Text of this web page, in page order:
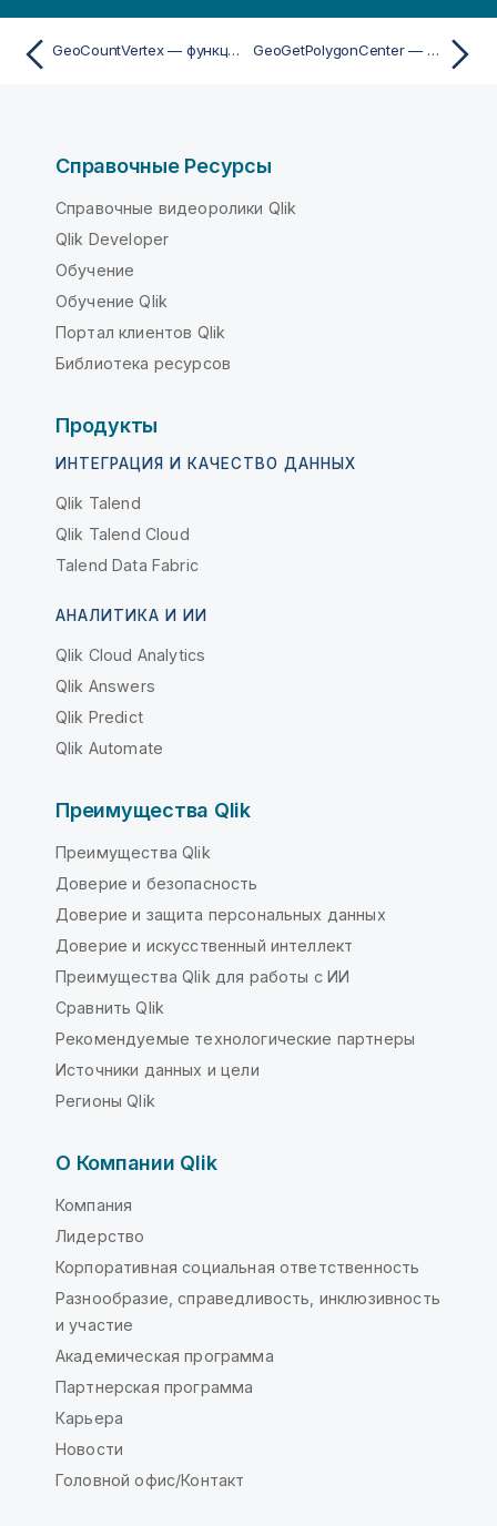
GeoCountVertex — функция скриптa и диаграммы GeoGetPolygonCenter — функция скриптa и диаграммы
Справочные Ресурсы
Справочные видеоролики Qlik
Qlik Developer
Обучение
Обучение Qlik
Портал клиентов Qlik
Библиотека ресурсов
Продукты
ИНТЕГРАЦИЯ И КАЧЕСТВО ДАННЫХ
Qlik Talend
Qlik Talend Cloud
Talend Data Fabric
АНАЛИТИКА И ИИ
Qlik Cloud Analytics
Qlik Answers
Qlik Predict
Qlik Automate
Преимущества Qlik
Преимущества Qlik
Доверие и безопасность
Доверие и защита персональных данных
Доверие и искусственный интеллект
Преимущества Qlik для работы с ИИ
Сравнить Qlik
Рекомендуемые технологические партнеры
Источники данных и цели
Регионы Qlik
О Компании Qlik
Компания
Лидерство
Корпоративная социальная ответственность
Разнообразие, справедливость, инклюзивность
и участие
Академическая программа
Партнерская программа
Карьера
Новости
Головной офис/Контакт